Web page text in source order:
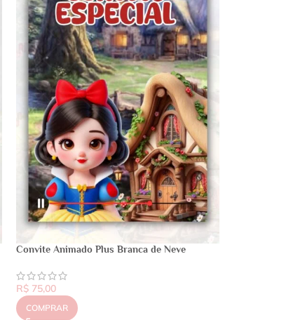
Convite Animado Plus Branca de Neve
R$ 75,00
COMPRAR